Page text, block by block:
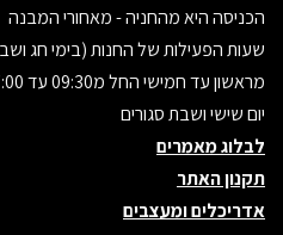
הכניסה היא מהחניה - מאחורי המבנה
שעות הפעילות של החנות (בימי חג
מראשון עד חמישי החל מ09:30 עד 17:00
יום שישי ושבת סגורים
לבלוג מאמרים
תקנון האתר
אדריכלים ומעצבים